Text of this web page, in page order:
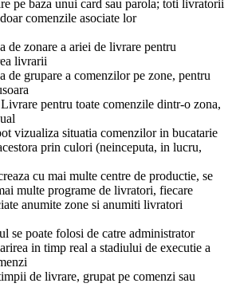
pe baza unui card sau parola; toti livratorii
comenzile asociate lor
de zonare a ariei de livrare pentru
livrarii
de grupare a comenzilor pe zone, pentru
pentru toate comenzile dintr-o zona,
vizualiza situatia comenzilor in bucatarie
prin culori (neinceputa, in lucru,
cu mai multe centre de productie, se
multe programe de livratori, fiecare
anumite zone si anumiti livratori
se poate folosi de catre administrator
in timp real a stadiului de executie a
de livrare, grupat pe comenzi sau